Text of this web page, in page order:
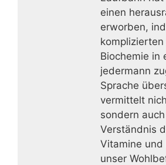
einen
erworben,
Biochemie in
jedermann
Sprache
vermittelt
sondern
Verständnis
Vitamine
unser